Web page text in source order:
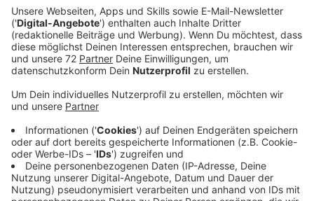
Anzeige
Seit dem Abend gab es eine technische Großstörung.
Erst nach sieben Stunden hatten Techniker die
Probleme im Griff. Was schon feststeht: Einen
Cyberangriff soll es nicht gegeben haben. Es hat zu
einem ungewöhnlichen Abend für viele geführt.
Endlich mal entspannt arbeiten, ohne, dass WhatsApp
ständig nervt - so war der Abend für Matthias, das
schreibt er auf der Radio Kiepenkerl Facebookseite.